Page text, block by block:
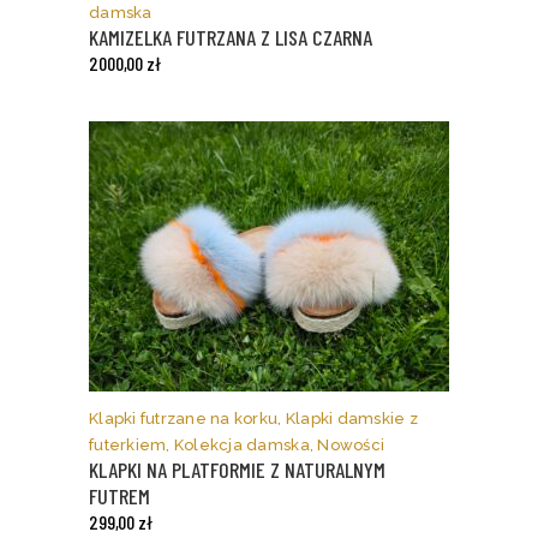
wiele
wariantów.
Opcje
stronie
produktu
damska
KAMIZELKA FUTRZANA Z LISA CZARNA
2000,00 zł
Ten
produkt
wiele
wariantów.
Opcje
można
Klapki futrzane na korku, Klapki damskie z
futerkiem, Kolekcja damska,Nowości
KLAPKI NA PLATFORMIE Z NATURALNYM
FUTREM
299,00 zł